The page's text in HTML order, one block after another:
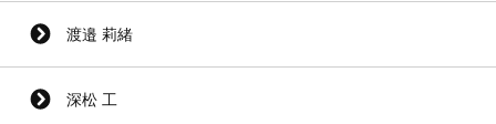
渡邉 莉緒
深松 工